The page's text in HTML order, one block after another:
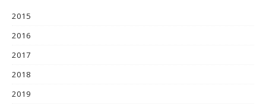
2015
2016
2017
2018
2019